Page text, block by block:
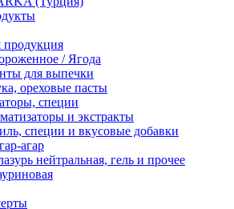
/ Ягода
для выпечки
ореховые пасты
специи
и экстракты
специи и вкусовые добавки
агар
нейтральная, гель и прочее